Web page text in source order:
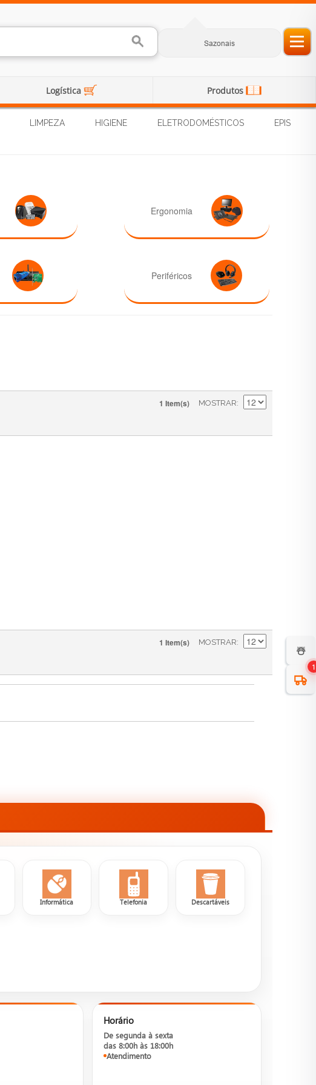
Sazonais
Logística Produtos
LIMPEZA HIGIENE ELETRODOMÉSTICOS
EPIS
Ergonomia
Periféricos
1 Item(s) MOSTRAR
1 Item(s) MOSTRAR
☃️
1
Informática Telefonia Descartáveis
Horário
De segunda à sexta
das 8:00h às 18:00h
Atendimento